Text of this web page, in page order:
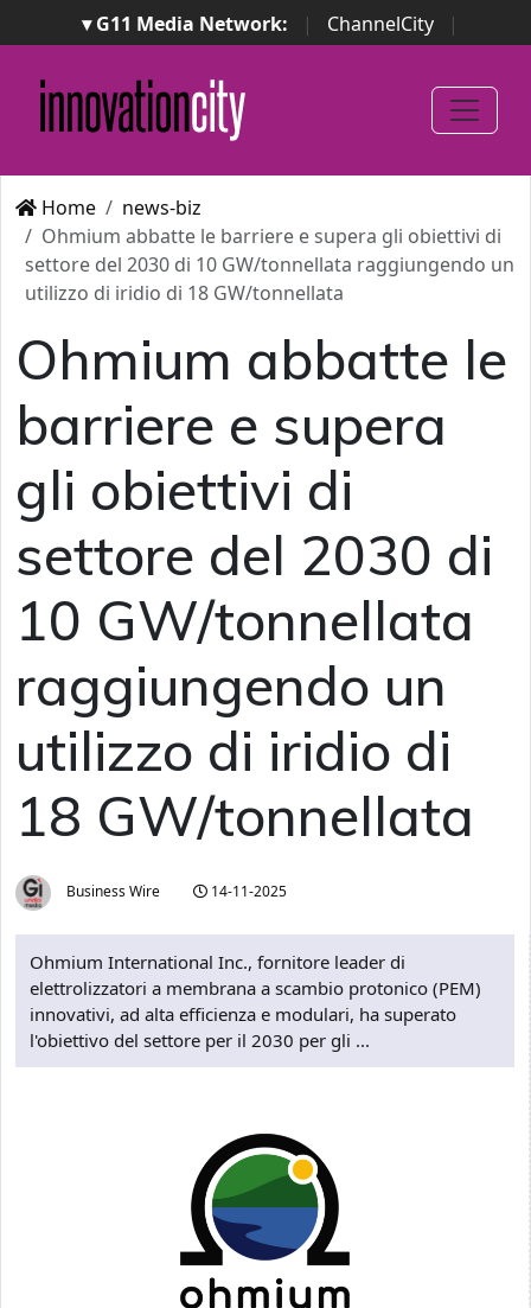
▾ G11 Media Network: | ChannelCity
|
ImpresaCity | SecurityOpenLab | Italian Channel
Awards
Italian Project Awards
Italian Security
Awards
Home
news-biz
Ohmium abbatte le barriere e supera gli obiettivi di
settore del 2030 di 10 GW/tonnellata raggiungendo un
utilizzo di iridio di 18 GW/tonnellata
Ohmium abbatte le
barriere e supera
gli obiettivi di
settore del 2030 di
10 GW/tonnellata
raggiungendo un
utilizzo di iridio di
18 GW/tonnellata
Business Wire 14-11-2025
Ohmium International Inc., fornitore leader di
elettrolizzatori a membrana a scambio protonico (PEM)
innovativi, ad alta efficienza e modulari, ha superato
l'obiettivo del settore per il 2030 per gli ...